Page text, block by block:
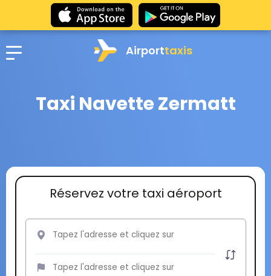
Airporttaxis
Taxi Navette Zermatt
Réservez votre taxi aéroport